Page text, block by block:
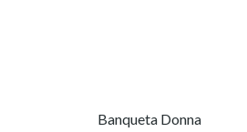
Banqueta Donna